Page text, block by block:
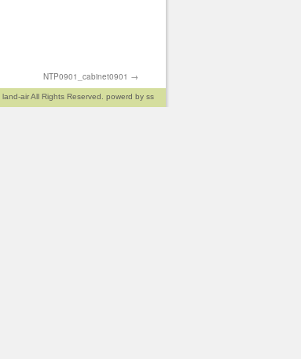
NTP0901_cabinet0901 →
land-airAll Rights Reserved. powerd by ss